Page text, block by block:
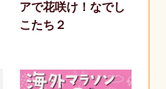
アで花咲け！なでし
こたち２